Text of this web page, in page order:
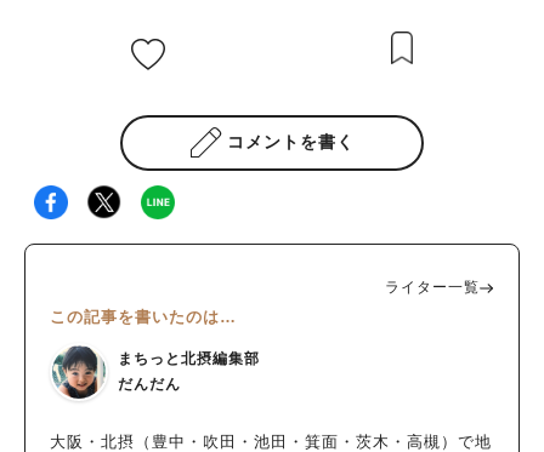
コメントを書く
ライター一覧
この記事を書いたのは…
まちっと北摂編集部
だんだん
大阪・北摂（豊中・吹田・池田・箕面・茨木・高槻）で地